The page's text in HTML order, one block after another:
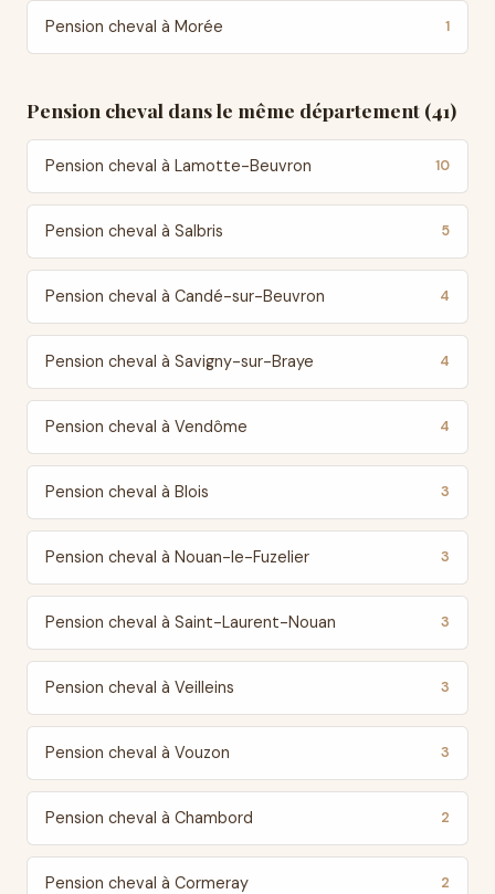
Pension cheval à Morée 1
Pension cheval dans le même département (41)
Pension cheval à Lamotte-Beuvron 10
Pension cheval à Salbris 5
Pension cheval à Candé-sur-Beuvron 4
Pension cheval à Savigny-sur-Braye 4
Pension cheval à Vendôme 4
Pension cheval à Blois 3
Pension cheval à Nouan-le-Fuzelier 3
Pension cheval à Saint-Laurent-Nouan 3
Pension cheval à Veilleins 3
Pension cheval à Vouzon 3
Pension cheval à Chambord 2
Pension cheval à Cormeray 2